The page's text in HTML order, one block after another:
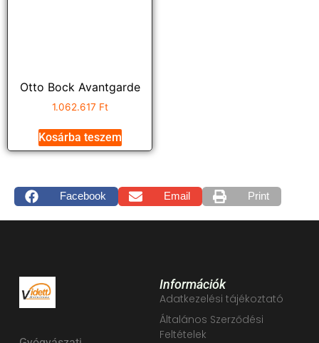
Otto Bock Avantgarde
1.062.617 Ft
Kosárba teszem
Facebook Email Print
Információk
Adatkezelési tájékoztató
Általános Szerződési
Feltételek